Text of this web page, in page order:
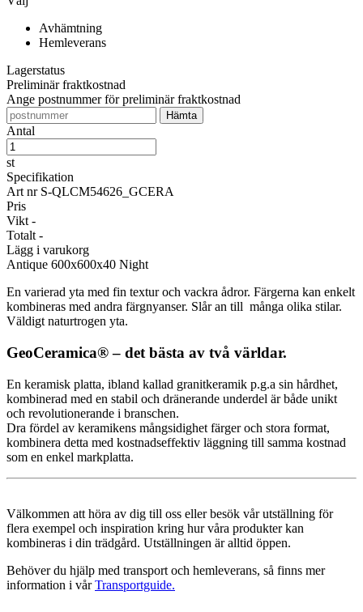
Avhämtning
Hemleverans
Lagerstatus
Preliminär fraktkostnad
Ange postnummer för preliminär fraktkostnad
Antal
st
Specifikation
Art nr S-QLCM54626_GCERA
Pris
Vikt -
Totalt -
Lägg i varukorg
Antique 600x600x40 Night
En varierad yta med fin textur och vackra ådror. Färgerna kan enkelt
kombineras med andra färgnyanser. Slår an till många olika stilar.
Väldigt naturtrogen yta.
GeoCeramica® – det bästa av två världar.
En keramisk platta, ibland kallad granitkeramik p.g.a sin hårdhet,
kombinerad med en stabil och dränerande underdel är både unikt
och revolutionerande i branschen.
Dra fördel av keramikens mångsidighet färger och stora format,
kombinera detta med kostnadseffektiv läggning till samma kostnad
som en enkel markplatta.
Välkommen att höra av dig till oss eller besök vår utställning för
flera exempel och inspiration kring hur våra produkter kan
kombineras i din trädgård. Utställningen är alltid öppen.
Behöver du hjälp med transport och hemleverans, så finns mer
information i vårTransportguide.